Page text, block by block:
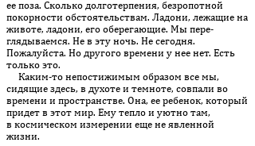
ее поза. Сколь­ко долготерпения, безропотной
покорности обстоятельст­вам. Ла­до­ни, лежащие на
животе, ладони, его оберегающие. Мы пере­
глядываемся. Не в эту ночь. Не сегодня.
Пожалуйста. Но другого вре­мени у нее нет. Есть
только это.
Каким-то непостижимым образом все мы,
сидящие здесь, в духоте и темноте, совпали во
времени и пространстве. Она, ее ребенок, который
придет в этот мир. Ему тепло и уютно там,
в космическом измерении еще не явленной
жизни.